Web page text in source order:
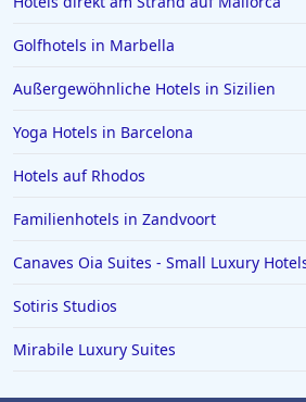
Hotels in Niedersachsen
Hotels in Sonthofen
Hotels in Kühtai
Hotels in Würmern
Golfhotels in Marbella
Außergewöhnliche Hotels in Sizilien
Yoga Hotels in Barcelona
Hotels auf Rhodos
Familienhotels in Zandvoort
Canaves Oia Suites - Small Luxury
Sotiris Studios
Mirabile Luxury Suites